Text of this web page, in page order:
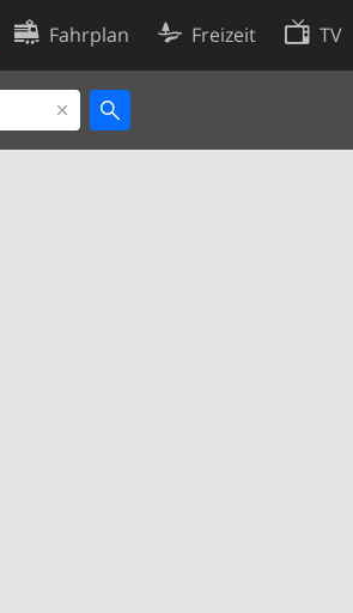
Fahrplan Freizeit TV
Cookie-Richtlinie
Cookie-Einstellungen